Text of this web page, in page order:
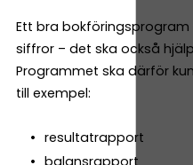
Ett bra
siffror – det ska också
Programmet ska därför
till exempel:
resultatrapport
balansrapport